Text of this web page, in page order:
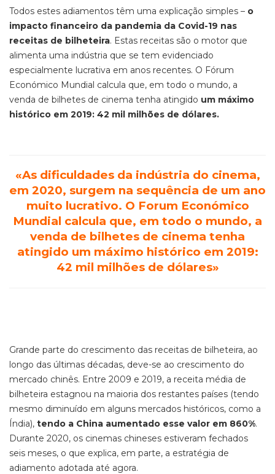
Todos estes adiamentos têm uma explicação simples – o
impacto financeiro da pandemia da Covid-19 nas
receitas de bilheteira. Estas receitas são o motor que
alimenta uma indústria que se tem evidenciado
especialmente lucrativa em anos recentes. O Fórum
Económico Mundial calcula que, em todo o mundo, a
venda de bilhetes de cinema tenha atingido um máximo
histórico em 2019: 42 mil milhões de dólares.
«As dificuldades da indústria do cinema,
em 2020, surgem na sequência de um ano
muito lucrativo. O Forum Económico
Mundial calcula que, em todo o mundo, a
venda de bilhetes de cinema tenha
atingido um máximo histórico em 2019:
42 mil milhões de dólares»
Grande parte do crescimento das receitas de bilheteira, ao
longo das últimas décadas, deve-se ao crescimento do
mercado chinês. Entre 2009 e 2019, a receita média de
bilheteira estagnou na maioria dos restantes países (tendo
mesmo diminuído em alguns mercados históricos, como a
Índia), tendo a China aumentado esse valor em 860%.
Durante 2020, os cinemas chineses estiveram fechados
seis meses, o que explica, em parte, a estratégia de
adiamento adotada até agora.